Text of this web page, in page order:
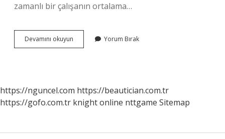
zamanlı bir çalışanın ortalama…
Devamını okuyun
Almanya
Yorum Bırak
https://nguncel.com https://beautician.com.tr
https://gofo.com.tr knight online nttgame Sitemap